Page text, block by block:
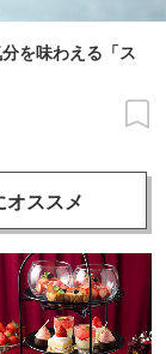
を味わえる「ス
オススメ